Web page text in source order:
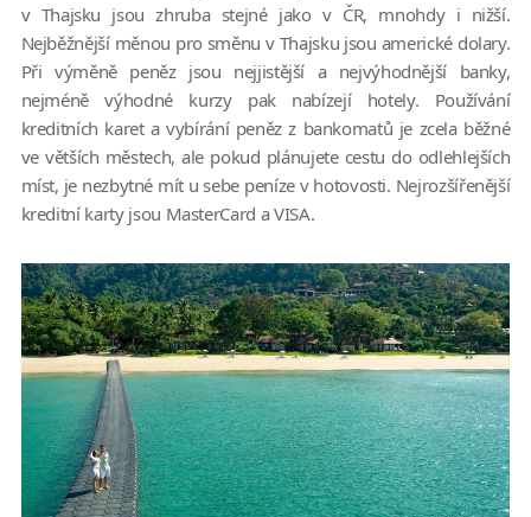
v Thajsku jsou zhruba stejné jako v ČR, mnohdy i nižší.
Nejběžnější měnou pro směnu v Thajsku jsou americké dolary.
Při výměně peněz jsou nejjistější a nejvýhodnější banky,
nejméně výhodné kurzy pak nabízejí hotely. Používání
kreditních karet a vybírání peněz z bankomatů je zcela běžné
ve větších městech, ale pokud plánujete cestu do odlehlejších
míst, je nezbytné mít u sebe peníze v hotovosti. Nejrozšířenější
kreditní karty jsou MasterCard a VISA.